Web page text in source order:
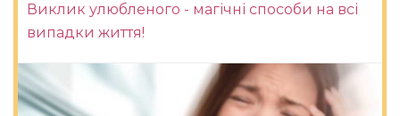
Виклик улюбленого - магічні способи на всі
випадки життя!